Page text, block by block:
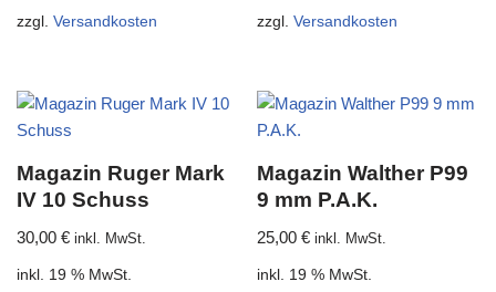
zzgl. Versandkosten zzgl.Versandkosten
Magazin Ruger Mark
IV 10 Schuss
30,00 € inkl. MwSt.
inkl. 19 % MwSt.
Magazin Walther P99
9 mm P.A.K.
25,00€ inkl. MwSt.
inkl. 19 % MwSt.